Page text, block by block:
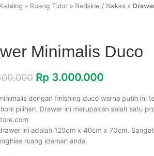
Katalog » Ruang Tidur » Bedside / Nakas »
Minimalis Duco
Rp 3.000.000
dengan finishing duco warna putih ini
pilihan. Drawer ini merupakan salah satu
ini adalah 120cm x 40cm x 70cm.
ruang idaman anda.